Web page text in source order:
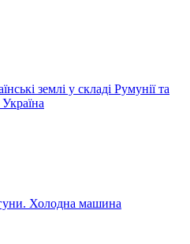
землі у складі Румунії та
Холодна машина